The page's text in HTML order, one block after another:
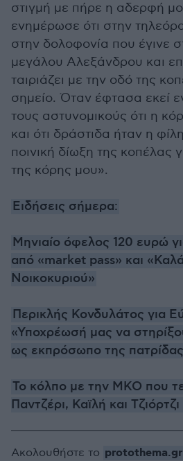
στιγμή με πήρε η αδερφή
ενημέρωσε ότι στην
στην δολοφονία που έγινε
μεγάλου Αλεξάνδρου και
ταιριάζει με την οδό της
σημείο. Όταν έφτασα εκεί
τους αστυνομικούς ότι η
και ότι δράστιδα ήταν η
ποινική δίωξη της κοπέλας
της κόρης μου».
Ειδήσεις σήμερα:
Μηνιαίο όφελος 120 ευρώ
από «market pass» και
Νοικοκυριού»
Περικλής Κονδυλάτος για
«Υποχρέωσή μας να
ως εκπρόσωπο της
Το κόλπο με την ΜΚΟ που
Παντζέρι, Καϊλή και
Ακολουθήστε το